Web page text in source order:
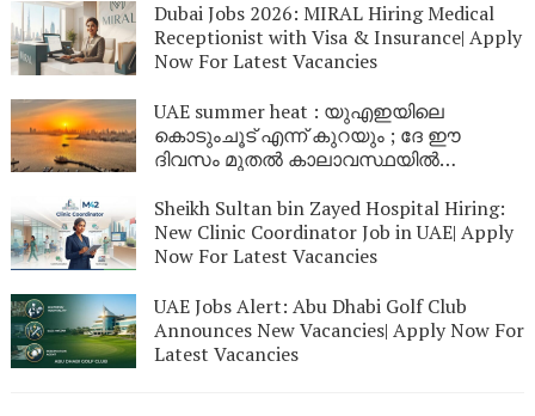
സാധ്യത
Dubai Jobs 2026: MIRAL Hiring Medical
Receptionist with Visa & Insurance| Apply
Now For Latest Vacancies
UAE summer heat : യുഎഇയിലെ
കൊടുംചൂട് എന്ന് കുറയും ; ദേ ഈ
ദിവസം മുതൽ കാലാവസ്ഥയിൽ
Sheikh Sultan bin Zayed Hospital Hiring:
New Clinic Coordinator Job in UAE| Apply
Now For Latest Vacancies
UAE Jobs Alert: Abu Dhabi Golf Club
Announces New Vacancies| Apply Now For
Latest Vacancies